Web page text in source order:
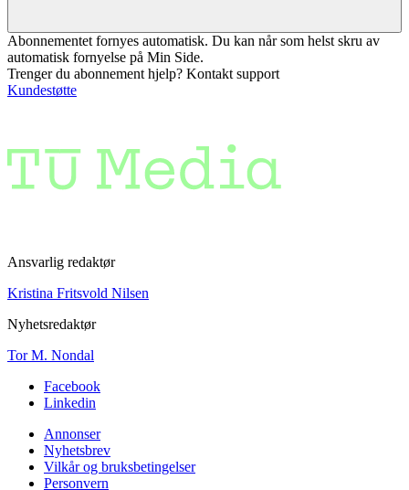
Abonnementet fornyes automatisk. Du kan når som helst skru av
automatisk fornyelse på Min Side.
Trenger du abonnement hjelp? Kontakt support
Kundestøtte
Ansvarlig redaktør
Kristina Fritsvold Nilsen
Nyhetsredaktør
Tor M. Nondal
Facebook
Linkedin
Annonser
Nyhetsbrev
Vilkår og bruksbetingelser
Personvern